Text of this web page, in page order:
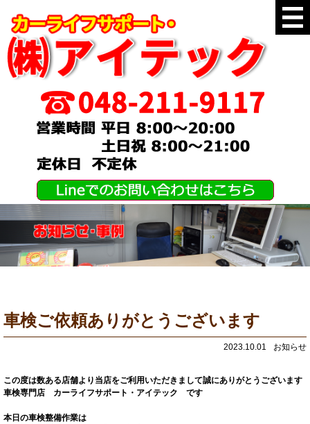
車検ご依頼ありがとうございます
2023.10.01 お知らせ
この度は数ある店舗より当店をご利用いただきまして誠にありがとうございます
車検専門店 カーライフサポート・アイテック です
本日の車検整備作業は